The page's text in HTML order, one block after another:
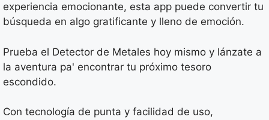
experiencia emocionante, esta app puede convertir tu
búsqueda en algo gratificante y lleno de emoción.
Prueba el Detector de Metales hoy mismo y lánzate a
la aventura pa' encontrar tu próximo tesoro
escondido.
Con tecnología de punta y facilidad de uso,